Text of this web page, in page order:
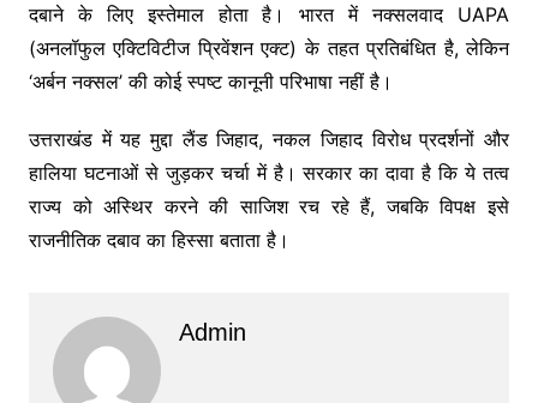
दबाने के लिए इस्तेमाल होता है। भारत में नक्सलवाद UAPA
(अनलॉफुल एक्टिविटीज प्रिवेंशन एक्ट) के तहत प्रतिबंधित है, लेकिन
‘अर्बन नक्सल’ की कोई स्पष्ट कानूनी परिभाषा नहीं है।
उत्तराखंड में यह मुद्दा लैंड जिहाद, नकल जिहाद विरोध प्रदर्शनों और
हालिया घटनाओं से जुड़कर चर्चा में है। सरकार का दावा है कि ये तत्व
राज्य को अस्थिर करने की साजिश रच रहे हैं, जबकि विपक्ष इसे
राजनीतिक दबाव का हिस्सा बताता है।
Admin